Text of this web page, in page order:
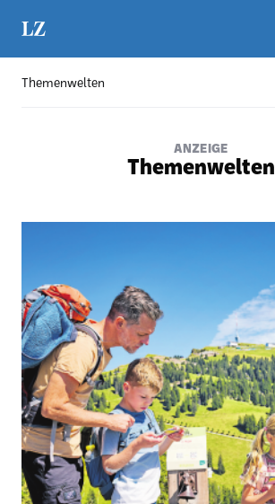
Themenwelten
ANZEIGE
Themenwelten